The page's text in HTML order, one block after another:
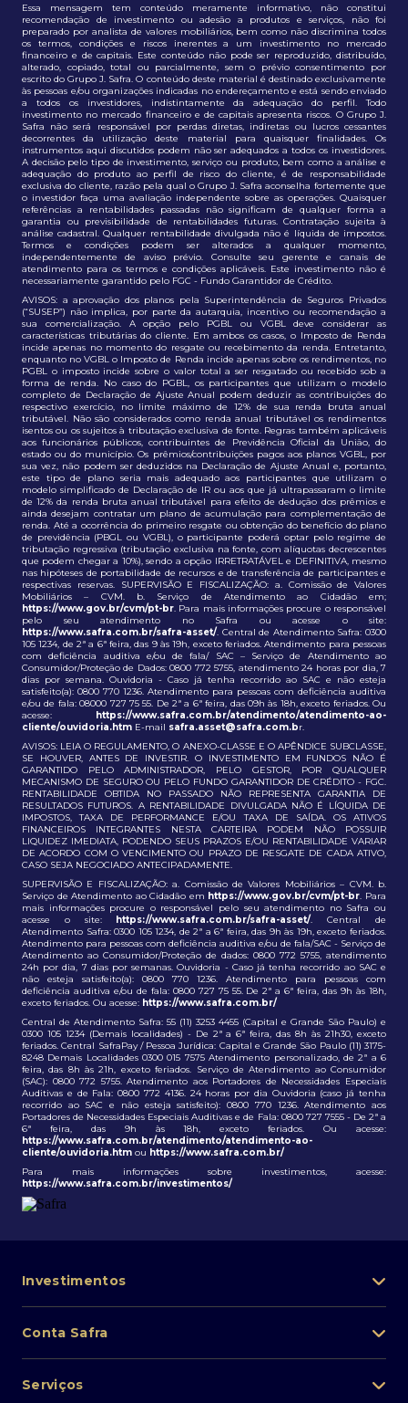
Essa mensagem tem conteúdo meramente informativo, não constitui
recomendação de investimento ou adesão a produtos e serviços, não foi
preparado por analista de valores mobiliários, bem como não discrimina todos
os termos, condições e riscos inerentes a um investimento no mercado
financeiro e de capitais. Este conteúdo não pode ser reproduzido, distribuído,
alterado, copiado, total ou parcialmente, sem o prévio consentimento por
escrito do Grupo J. Safra. O conteúdo deste material é destinado exclusivamente
às pessoas e/ou organizações indicadas no endereçamento e está sendo enviado
a todos os investidores, indistintamente da adequação do perfil. Todo
investimento no mercado financeiro e de capitais apresenta riscos. O Grupo J.
Safra não será responsável por perdas diretas, indiretas ou lucros cessantes
decorrentes da utilização deste material para quaisquer finalidades. Os
instrumentos aqui discutidos podem não ser adequados a todos os investidores.
A decisão pelo tipo de investimento, serviço ou produto, bem como a análise e
adequação do produto ao perfil de risco do cliente, é de responsabilidade
exclusiva do cliente, razão pela qual o Grupo J. Safra aconselha fortemente que
o investidor faça uma avaliação independente sobre as operações. Quaisquer
referências a rentabilidades passadas não significam de qualquer forma a
garantia ou previsibilidade de rentabilidades futuras. Contratação sujeita à
análise cadastral. Qualquer rentabilidade divulgada não é líquida de impostos.
Termos e condições podem ser alterados a qualquer momento,
independentemente de aviso prévio. Consulte seu gerente e canais de
atendimento para os termos e condições aplicáveis. Este investimento não é
necessariamente garantido pelo FGC - Fundo Garantidor de Crédito.
AVISOS: a aprovação dos planos pela Superintendência de Seguros Privados
(“SUSEP”) não implica, por parte da autarquia, incentivo ou recomendação a
sua comercialização. A opção pelo PGBL ou VGBL deve considerar as
características tributárias do cliente. Em ambos os casos, o Imposto de Renda
incide apenas no momento do resgate ou recebimento da renda. Entretanto,
enquanto no VGBL o Imposto de Renda incide apenas sobre os rendimentos, no
PGBL o imposto incide sobre o valor total a ser resgatado ou recebido sob a
forma de renda. No caso do PGBL, os participantes que utilizam o modelo
completo de Declaração de Ajuste Anual podem deduzir as contribuições do
respectivo exercício, no limite máximo de 12% de sua renda bruta anual
tributável. Não são considerados como renda anual tributável os rendimentos
isentos ou os sujeitos à tributação exclusiva de fonte. Regras também aplicáveis
aos funcionários públicos, contribuintes de Previdência Oficial da União, do
estado ou do município. Os prêmios/contribuições pagos aos planos VGBL, por
sua vez, não podem ser deduzidos na Declaração de Ajuste Anual e, portanto,
este tipo de plano seria mais adequado aos participantes que utilizam o
modelo simplificado de Declaração de IR ou aos que já ultrapassaram o limite
de 12% da renda bruta anual tributável para efeito de dedução dos prêmios e
ainda desejam contratar um plano de acumulação para complementação de
renda. Até a ocorrência do primeiro resgate ou obtenção do benefício do plano
de previdência (PBGL ou VGBL), o participante poderá optar pelo regime de
tributação regressiva (tributação exclusiva na fonte, com alíquotas decrescentes
que podem chegar a 10%), sendo a opção IRRETRATÁVEL e DEFINITIVA, mesmo
nas hipóteses de portabilidade de recursos e de transferência de participantes e
respectivas reservas. SUPERVISÃO E FISCALIZAÇÃO: a. Comissão de Valores
Mobiliários – CVM. b. Serviço de Atendimento ao Cidadão em;
https://www.gov.br/cvm/pt-br. Para mais informações procure o responsável
pelo seu atendimento no Safra ou acesse o site:
https://www.safra.com.br/safra-asset/. Central de Atendimento Safra: 0300
105 1234, de 2ª a 6ª feira, das 9 às 19h, exceto feriados. Atendimento para pessoas
com deficiência auditiva e/ou de fala/ SAC – Serviço de Atendimento ao
Consumidor/Proteção de Dados: 0800 772 5755, atendimento 24 horas por dia, 7
dias por semana. Ouvidoria - Caso já tenha recorrido ao SAC e não esteja
satisfeito(a): 0800 770 1236. Atendimento para pessoas com deficiência auditiva
e/ou de fala: 08000 727 75 55. De 2ª a 6ª feira, das 09h às 18h, exceto feriados. Ou
acesse: https://www.safra.com.br/atendimento/atendimento-ao-
cliente/ouvidoria.htm E-mail safra.asset@safra.com.br.
AVISOS: LEIA O REGULAMENTO, O ANEXO-CLASSE E O APÊNDICE SUBCLASSE,
SE HOUVER, ANTES DE INVESTIR. O INVESTIMENTO EM FUNDOS NÃO É
GARANTIDO PELO ADMINISTRADOR, PELO GESTOR, POR QUALQUER
MECANISMO DE SEGURO OU PELO FUNDO GARANTIDOR DE CRÉDITO - FGC.
RENTABILIDADE OBTIDA NO PASSADO NÃO REPRESENTA GARANTIA DE
RESULTADOS FUTUROS. A RENTABILIDADE DIVULGADA NÃO É LÍQUIDA DE
IMPOSTOS, TAXA DE PERFORMANCE E/OU TAXA DE SAÍDA. OS ATIVOS
FINANCEIROS INTEGRANTES NESTA CARTEIRA PODEM NÃO POSSUIR
LIQUIDEZ IMEDIATA, PODENDO SEUS PRAZOS E/OU RENTABILIDADE VARIAR
DE ACORDO COM O VENCIMENTO OU PRAZO DE RESGATE DE CADA ATIVO,
CASO SEJA NEGOCIADO ANTECIPADAMENTE.
SUPERVISÃO E FISCALIZAÇÃO: a. Comissão de Valores Mobiliários – CVM. b.
Serviço de Atendimento ao Cidadão em https://www.gov.br/cvm/pt-br. Para
mais informações procure o responsável pelo seu atendimento no Safra ou
acesse o site: https://www.safra.com.br/safra-asset/. Central de
Atendimento Safra: 0300 105 1234, de 2ª a 6ª feira, das 9h às 19h, exceto feriados.
Atendimento para pessoas com deficiência auditiva e/ou de fala/SAC - Serviço de
Atendimento ao Consumidor/Proteção de dados: 0800 772 5755, atendimento
24h por dia, 7 dias por semanas. Ouvidoria - Caso já tenha recorrido ao SAC e
não esteja satisfeito(a): 0800 770 1236. Atendimento para pessoas com
deficiência auditiva e/ou de fala: 0800 727 75 55. De 2ª a 6ª feira, das 9h às 18h,
exceto feriados. Ou acesse: https://www.safra.com.br/
Central de Atendimento Safra: 55 (11) 3253 4455 (Capital e Grande São Paulo) e
0300 105 1234 (Demais localidades) - De 2ª a 6ª feira, das 8h às 21h30, exceto
feriados. Central SafraPay / Pessoa Jurídica: Capital e Grande São Paulo (11) 3175-
8248 Demais Localidades 0300 015 7575 Atendimento personalizado, de 2ª a 6
feira, das 8h às 21h, exceto feriados. Serviço de Atendimento ao Consumidor
(SAC): 0800 772 5755. Atendimento aos Portadores de Necessidades Especiais
Auditivas e de Fala: 0800 772 4136. 24 horas por dia Ouvidoria (caso já tenha
recorrido ao SAC e não esteja satisfeito): 0800 770 1236. Atendimento aos
Portadores de Necessidades Especiais Auditivas e de Fala: 0800 727 7555 - De 2ª a
6ª feira, das 9h às 18h, exceto feriados. Ou acesse:
https://www.safra.com.br/atendimento/atendimento-ao-
cliente/ouvidoria.htm ou https://www.safra.com.br/
Para mais informações sobre investimentos, acesse:
https://www.safra.com.br/investimentos/
Investimentos
Lista de fundos de investimento
Conta Safra
Pessoa Física
Serviços